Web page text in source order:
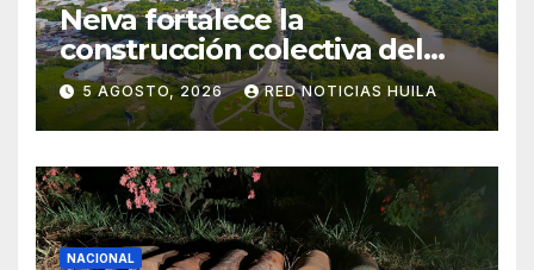
Neiva fortalece la
construcción colectiva del
POT
5 AGOSTO, 2026 RED NOTICIAS HUILA
NACIONAL